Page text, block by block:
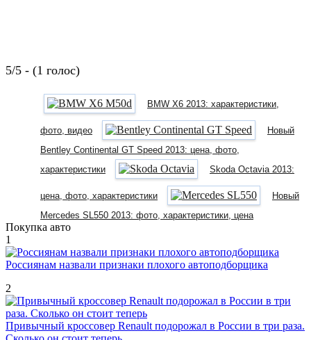
5/5 - (1 голос)
BMW X6 2013: характеристики,
фото, видео
Новый
Bentley Continental GT Speed 2013: цена, фото,
характеристики
Skoda Octavia 2013:
цена, фото, характеристики
Новый
Mercedes SL550 2013: фото, характеристики, цена
Покупка авто
1
Россиянам назвали признаки плохого автоподборщика
2
Привычный кроссовер Renault подорожал в России в три раза.